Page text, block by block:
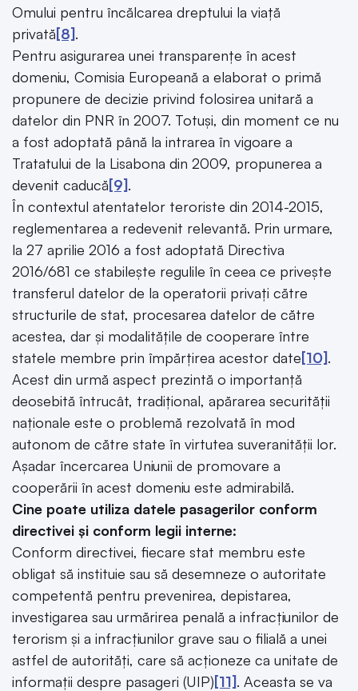
Omului pentru încălcarea dreptului la viață
privată[8].
Pentru asigurarea unei transparențe în acest
domeniu, Comisia Europeană a elaborat o primă
propunere de decizie privind folosirea unitară a
datelor din PNR în 2007. Totuși, din moment ce nu
a fost adoptată până la intrarea în vigoare a
Tratatului de la Lisabona din 2009, propunerea a
devenit caducă[9].
În contextul atentatelor teroriste din 2014-2015,
reglementarea a redevenit relevantă. Prin urmare,
la 27 aprilie 2016 a fost adoptată Directiva
2016/681 ce stabilește regulile în ceea ce privește
transferul datelor de la operatorii privați către
structurile de stat, procesarea datelor de către
acestea, dar și modalitățile de cooperare între
statele membre prin împărțirea acestor date[10].
Acest din urmă aspect prezintă o importanță
deosebită întrucât, tradițional, apărarea securității
naționale este o problemă rezolvată în mod
autonom de către state în virtutea suveranității lor.
Așadar încercarea Uniunii de promovare a
cooperării în acest domeniu este admirabilă.
Cine poate utiliza datele pasagerilor conform
directivei și conform legii interne:
Conform directivei, fiecare stat membru este
obligat să instituie sau să desemneze o autoritate
competentă pentru prevenirea, depistarea,
investigarea sau urmărirea penală a infracțiunilor de
terorism și a infracțiunilor grave sau o filială a unei
astfel de autorități, care să acționeze ca unitate de
informații despre pasageri (UIP)[11]. Aceasta se va